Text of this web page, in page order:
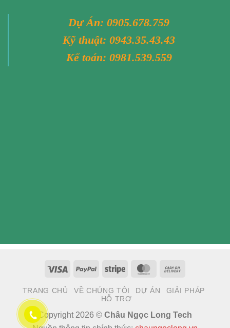
Dự Án: 0905.678.759
Kỹ thuật: 0943.35.43.43
Kế toán: 0981.539.559
Visa PayPal Stripe MasterCard
Delivery
TRANG CHỦ VỀ CHÚNG TÔI DỰ ÁN
GIẢI PHÁP
HỖ TRỢ
Copyright 2026 © Châu Ngọc Long Tech